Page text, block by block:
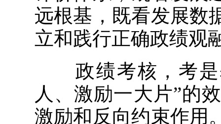
远根基，既看发展数
立和践行正确政绩观
政绩考核，考是
人、激励一大片”的
激励和反向约束作用